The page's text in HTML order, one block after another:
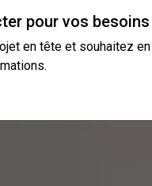
pour vos
en tête et souhaitez